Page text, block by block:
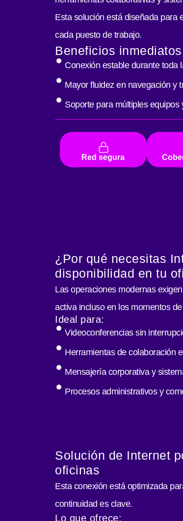
Esta solución está diseñada para
cada puesto de trabajo.
Beneficios
Conexión estable durante toda
Mayor fluidez en navegación y
Soporte para múltiples equipos
Red segura
¿Por qué necesitas
disponibilidad en tu
Las operaciones modernas
activa incluso en los momentos
Ideal para:
Videoconferencias sin
Herramientas de colaboración
Mensajería corporativa y
Procesos administrativos y
Solución de Internet
oficinas
Esta conexión está optimizada
continuidad es clave.
Lo que ofrece: